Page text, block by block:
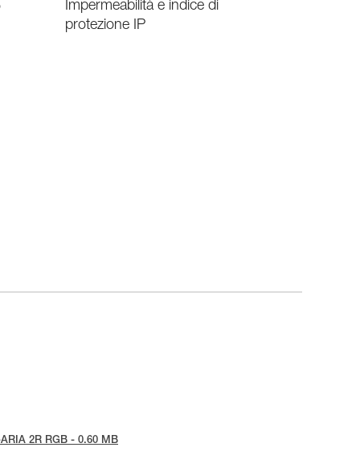
Impermeabilità e indice di
protezione IP
2R RGB - 0.60 MB